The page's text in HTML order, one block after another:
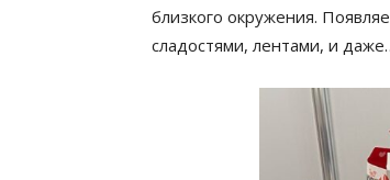
близкого окружения.
сладостями, лентами, и